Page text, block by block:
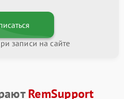
записи на сайте
RemSupport